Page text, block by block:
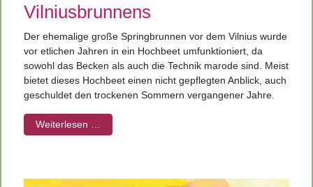
Vilniusbrunnens
Der ehemalige große Springbrunnen vor dem Vilnius wurde
vor etlichen Jahren in ein Hochbeet umfunktioniert, da
sowohl das Becken als auch die Technik marode sind. Meist
bietet dieses Hochbeet einen nicht gepflegten Anblick, auch
geschuldet den trockenen Sommern vergangener Jahre.
Weiterlesen …